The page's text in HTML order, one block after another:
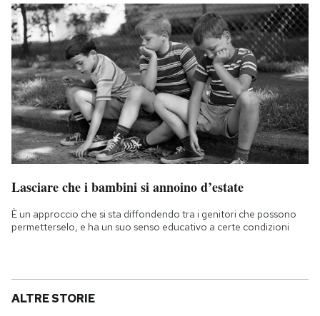
Lasciare che i bambini si annoino d’estate
È un approccio che si sta diffondendo tra i genitori che possono
permetterselo, e ha un suo senso educativo a certe condizioni
ALTRE STORIE